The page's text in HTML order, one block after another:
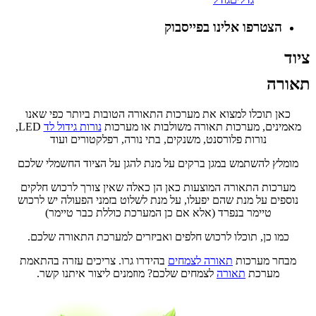
הצטרפו אלינו בפייסבוק
ציוד
תאורה
כאן תוכלו למצוא את מערכות התאורה הטובות ביותר כפי שאנו
מאמינים, מערכות תאורה משולבות או מערכותנורות גידול לד
LED,
נורות פלורסנט, משנקים, בתי נורה, רפלקטורים ועוד
מומלץ להשתמש במגן ברקים על מנת להגן על הציוד החשמלי שלכם
מערכות התאורה המוצעות כאן הן כאלה שאין צורך לרכוש חלקים
נוספים על מנת שהם יפעלו, על מנת לשלוט בזמני הפעולה יש לרכוש
טיימר בנפרד (אלא אם כן המערכת כוללת כבר טיימר)
כמו כן, תוכלו לרכוש חלפים ואביזרים למערכת התאורה שלכם.
מבחר מערכות תאורה לצמחים בהידרו גרו. צריכים עזרה בהתאמת
מערכת תאורה לצמחים שלכם? מוזמנים ליצור איתנו קשר.